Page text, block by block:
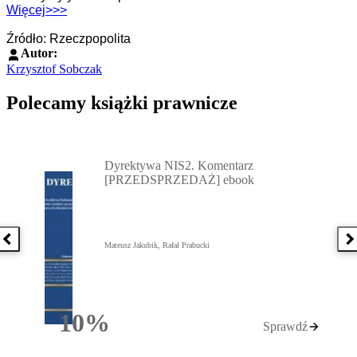
Więcej>>>
Źródło: Rzeczpopolita
Autor:
Krzysztof Sobczak
Polecamy książki prawnicze
Poprzednia książka
10%Rabatu
Dyrektywa NIS2. Komentarz
[PRZEDSPRZEDAŻ] ebook
Mateusz Jakubik, Rafał Prabucki
Sprawdź